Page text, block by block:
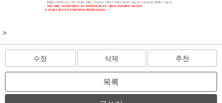
>
수정 삭제 추천
목록